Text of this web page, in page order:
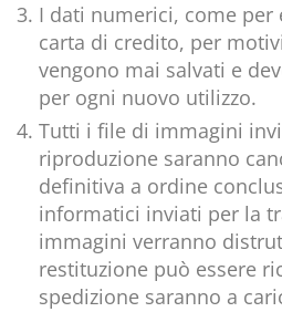
I dati numerici, come per
carta di credito, per
vengono mai salvati e
per ogni nuovo utilizzo.
Tutti i file di immagini
riproduzione saranno
definitiva a ordine
informatici inviati per la
immagini verranno
restituzione può essere
spedizione saranno a